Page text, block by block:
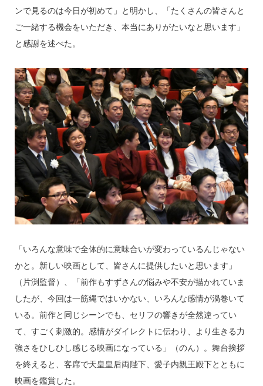
ンで見るのは今日が初めて」と明かし、「たくさんの皆さんと
ご一緒する機会をいただき、本当にありがたいなと思います」
と感謝を述べた。
「いろんな意味で全体的に意味合いが変わっているんじゃない
かと。新しい映画として、皆さんに提供したいと思います」
（片渕監督）、「前作もすずさんの悩みや不安が描かれていま
したが、今回は一筋縄ではいかない、いろんな感情が渦巻いて
いる。前作と同じシーンでも、セリフの響きが全然違ってい
て、すごく刺激的。感情がダイレクトに伝わり、より生きる力
強さをひしひし感じる映画になっている」（のん）。舞台挨拶
を終えると、客席で天皇皇后両陛下、愛子内親王殿下とともに
映画を鑑賞した。